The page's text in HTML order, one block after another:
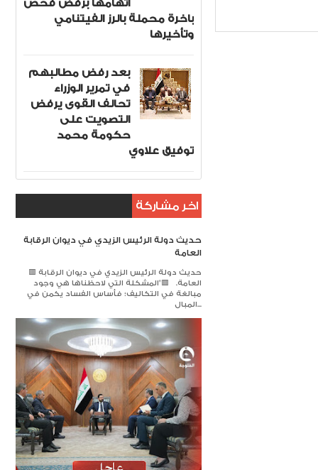
باخرة محملة بالرز الفيتنامي
وتأخيرها
بعد رفض مطالبهم
في تمرير الوزراء
تحالف القوى يرفض
التصويت على
حكومة محمد
توفيق علاوي
اخر مشاركة
حديث دولة الرئيس الزيدي في ديوان الرقابة
العامة
🟥 حديث دولة الرئيس الزيدي في ديوان الرقابة
العامة. 🟥​"المشكلة التي لاحظناها هي وجود
مبالغة في التكاليف؛ فأساس الفساد يكمن في
المبال...